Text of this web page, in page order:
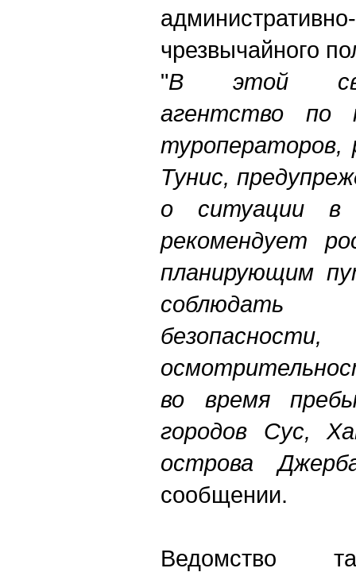
чрезвычайного
"В этой
агентство по
Тунис,
о ситуации
рекомендует
планирующим
во время
городов Сус,
острова
сообщении.
Ведомство